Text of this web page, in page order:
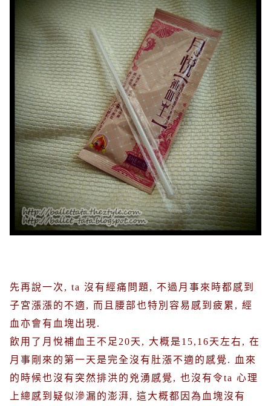
先再說一次 , ta 沒有經痛問題 , 不過月事來時都感到
子宮漲漲的不適, 而且腰部也特別容易感到疲累 , 經
血亦會有血塊出現 .
飲用了月悅補血王不足 20天 , 大概是 15,16天左右 , 在
月事剛來的第一天是完全沒有肚漲不適的感覺 .
血來
的時候也沒有突然排洪的兇湧感覺 , 也沒有令ta 心理
上總感到疑似滲漏的澎湃, 這大概都因為血塊沒有